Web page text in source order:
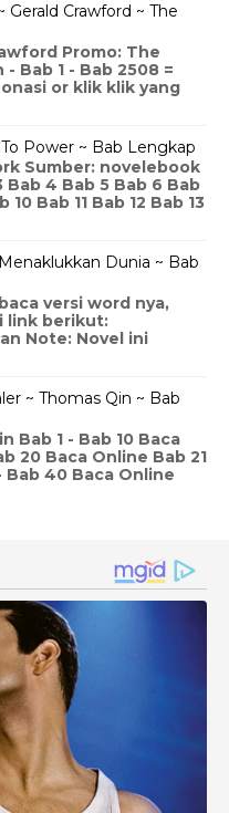
Gerald Crawford ~ The
Promo: The
Bab 1 - Bab 2508 =
or klik klik yang
Power ~ Bab Lengkap
Sumber: novelebook
Bab 4 Bab 5 Bab 6 Bab
Bab 11 Bab 12 Bab 13
Dunia ~ Bab
versi word nya,
link berikut:
Note: Novel ini
~ Thomas Qin ~ Bab
Bab 1 - Bab 10 Baca
20 Baca Online Bab 21
Bab 40 Baca Online